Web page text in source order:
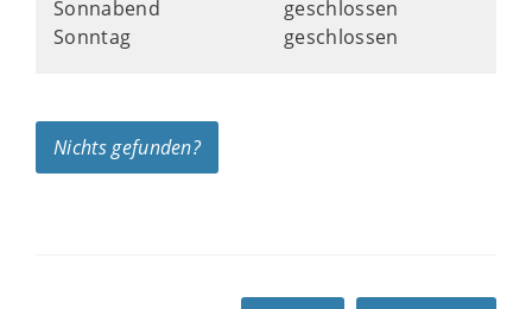
Sonnabend
geschlossen
Sonntag
geschlossen
Nichts gefunden?